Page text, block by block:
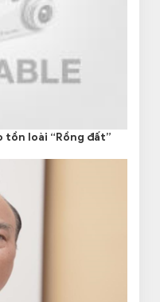
loài “Rồng đất”